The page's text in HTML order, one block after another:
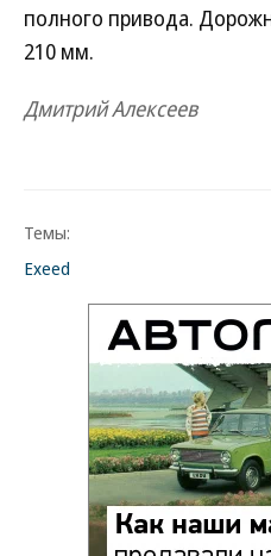
полного привода.
210 мм.
Дмитрий Алексеев
Темы:
Exeed